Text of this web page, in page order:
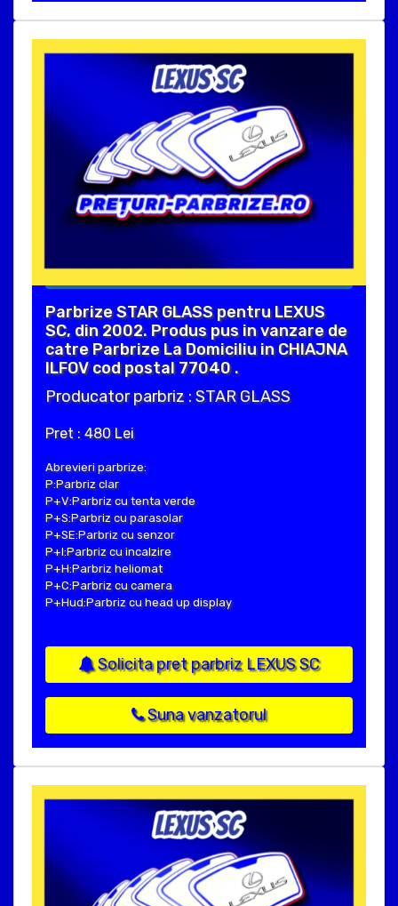
Parbrize STAR GLASS pentru LEXUS
SC, din 2002. Produs pus in vanzare de
catre Parbrize La Domiciliu in CHIAJNA
ILFOV cod postal 77040 .
Producator parbriz : STAR GLASS
Pret : 480 Lei
Abrevieri parbrize:
P:Parbriz clar
P+V:Parbriz cu tenta verde
P+S:Parbriz cu parasolar
P+SE:Parbriz cu senzor
P+I:Parbriz cu incalzire
P+H:Parbriz heliomat
P+C:Parbriz cu camera
P+Hud:Parbriz cu head up display
Solicita pret parbriz LEXUS SC
Suna vanzatorul